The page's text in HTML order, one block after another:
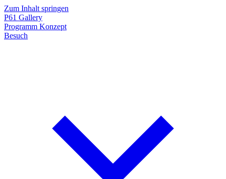
Zum Inhalt springen
P61 Gallery
Programm Konzept
Besuch